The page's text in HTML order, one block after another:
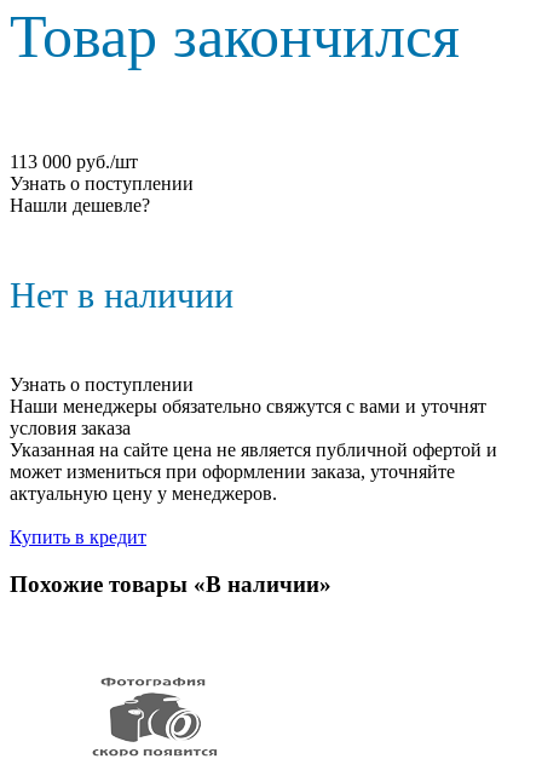
Товар закончился
113 000 руб./шт
Узнать о поступлении
Нашли дешевле?
Нет в наличии
Узнать о поступлении
Наши менеджеры обязательно свяжутся с вами и уточнят
условия заказа
Указанная на сайте цена не является публичной офертой и
может измениться при оформлении заказа, уточняйте
актуальную цену у менеджеров.
Купить в кредит
Похожие товары «В наличии»